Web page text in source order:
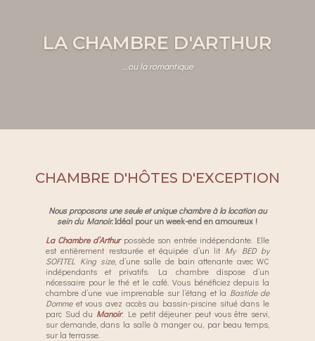
LA CHAMBRE D'ARTHUR
…ou la romantique
CHAMBRE D'HÔTES D'EXCEPTION
Nous proposons une seule et unique chambre à la location au
sein du Manoir.Idéal pour un week-end en amoureux !
La Chambre d’Arthurpossède son entrée indépendante. Elle
est entièrement restaurée et équipée d’un lit My BED by
SOFITEL King size, d’une salle de bain attenante avec WC
indépendants et privatifs. La chambre dispose d’un
nécessaire pour le thé et le café. Vous bénéficiez depuis la
chambre d’une vue imprenable sur l’étang et la Bastide de
Dommeet vous avez accès au bassin-piscine situé dans le
parc Sud du Manoir. Le petit déjeuner peut vous être servi,
sur demande, dans la salle à manger ou, par beau temps,
sur la terrasse.